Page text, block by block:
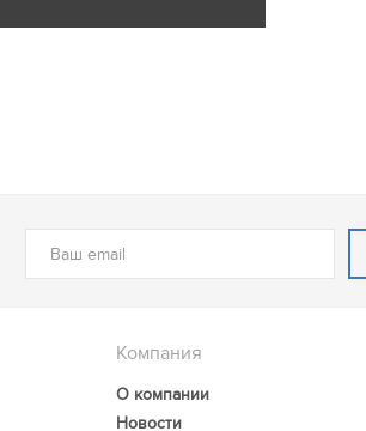
Компания
О компании
Новости